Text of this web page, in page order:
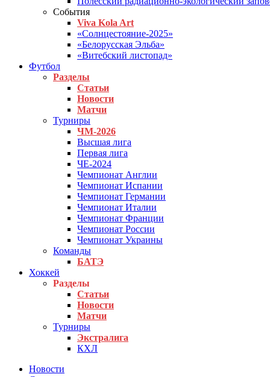
События
Viva Kola Art
«Солнцестояние-2025»
«Белорусская Эльба»
«Витебский листопад»
Футбол
Разделы
Статьи
Новости
Матчи
Турниры
ЧМ-2026
Высшая лига
Первая лига
ЧЕ-2024
Чемпионат Англии
Чемпионат Испании
Чемпионат Германии
Чемпионат Италии
Чемпионат Франции
Чемпионат России
Чемпионат Украины
Команды
БАТЭ
Хоккей
Разделы
Статьи
Новости
Матчи
Турниры
Экстралига
КХЛ
Новости